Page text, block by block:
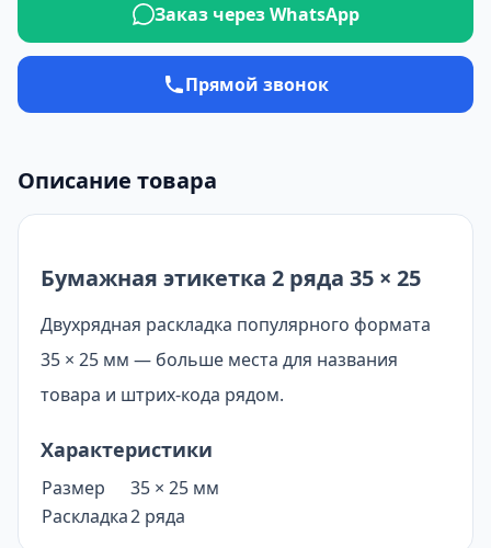
Заказ через WhatsApp
Прямой звонок
Описание товара
Бумажная этикетка 2 ряда 35 × 25
Двухрядная раскладка популярного формата
35 × 25 мм — больше места для названия
товара и штрих-кода рядом.
Характеристики
Размер
35 × 25 мм
Раскладка2 ряда